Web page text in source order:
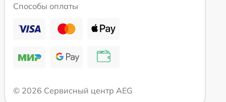
Способы оплаты
© 2026 Сервисный центр AEG